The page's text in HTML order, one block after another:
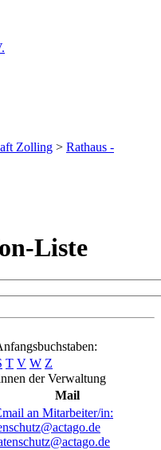
Zolling > Rathaus -
Liste
T V W Z
der Verwaltung
Mail